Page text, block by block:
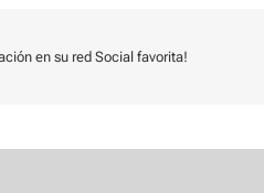
en su red Social favorita!